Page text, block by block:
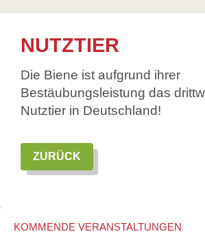
NUTZTIER
Die Biene ist aufgrund ihrer
Bestäubungsleistung das
Nutztier in Deutschland!
ZURÜCK
KOMMENDE VERANSTALTUNGEN